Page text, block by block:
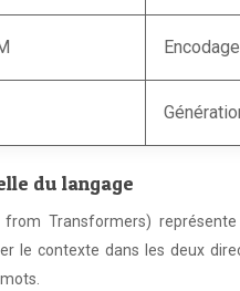
du langage
from Transformers)
le contexte dans les deux